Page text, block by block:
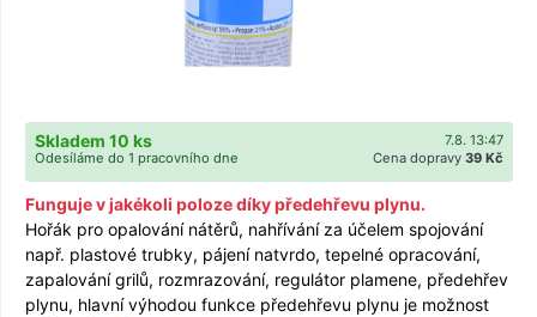
7.8. 13:47
Skladem 10 ks
Cena dopravy 39 Kč
Odesíláme do 1 pracovního dne
Funguje v jakékoli poloze díky předehřevu plynu.
Hořák pro opalování nátěrů, nahřívání za účelem spojování
např. plastové trubky, pájení natvrdo, tepelné opracování,
zapalování grilů, rozmrazování, regulátor plamene, předehřev
plynu, hlavní výhodou funkce předehřevu plynu je možnost